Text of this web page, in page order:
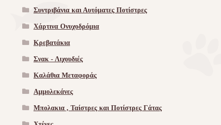
Συντριβάνια και Αυτόματες Ποτίστρες
Χάρτινα Ονυχοδρόμια
Κρεβατάκια
Σνακ - Λιχουδιές
Καλάθια Μεταφοράς
Αμμολεκάνες
Μπολακια , Ταίστρες και Ποτίστρες Γάτας